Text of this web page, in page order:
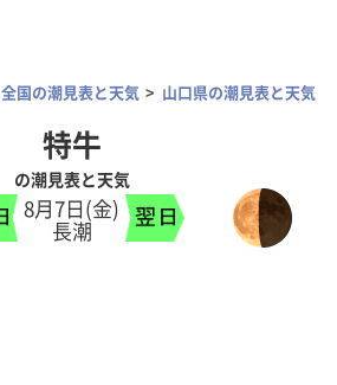
全国の潮見表と天気 山口県の潮見表と天気
特牛
の潮見表と天気
8月7日(金)
長潮